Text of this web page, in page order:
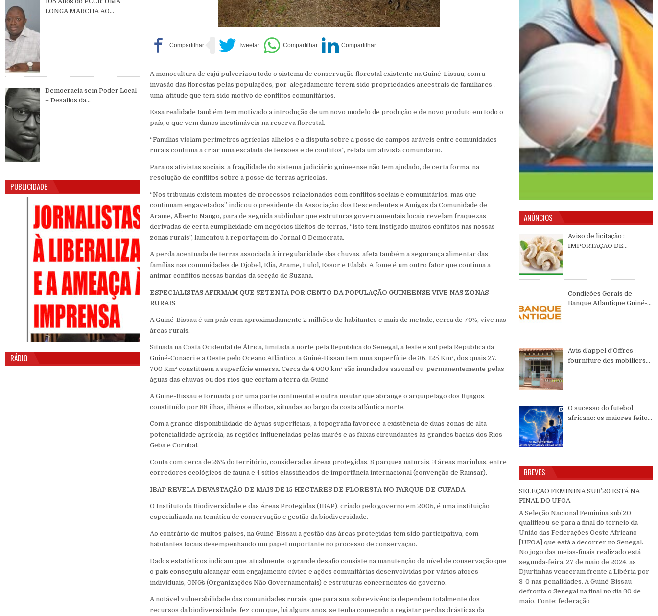
A monocultura de cajú pulverizou todo o sistema de conservação florestal existente na Guiné-Bissau, com a
invasão das florestas pelas populações, por alegadamente terem sido propriedades ancestrais de familiares ,
uma atitude que tem sido motivo de conflitos comunitários.
Essa realidade também tem motivado a introdução de um novo modelo de produção e de novo produto em todo o
país, o que vem danos inestimáveis na reserva florestal.
“Famílias violam perímetros agrícolas alheios e a disputa sobre a posse de campos aráveis entre comunidades
rurais continua a criar uma escalada de tensões e de conflitos”, relata um ativista comunitário.
Para os ativistas sociais, a fragilidade do sistema judiciário guineense não tem ajudado, de certa forma, na
resolução de conflitos sobre a posse de terras agrícolas.
“Nos tribunais existem montes de processos relacionados com conflitos sociais e comunitários, mas que
continuam engavetados” indicou o presidente da Associação dos Descendentes e Amigos da Comunidade de
Arame, Alberto Nango, para de seguida sublinhar que estruturas governamentais locais revelam fraquezas
derivadas de certa cumplicidade em negócios ilícitos de terras, “isto tem instigado muitos conflitos nas nossas
zonas rurais”, lamentou à reportagem do Jornal O Democrata.
A perda acentuada de terras associada à irregularidade das chuvas, afeta também a segurança alimentar das
famílias nas comunidades de Djobel, Elia, Arame, Bulol, Essor e Elalab. A fome é um outro fator que continua a
animar conflitos nessas bandas da secção de Suzana.
ESPECIALISTAS AFIRMAM QUE SETENTA POR CENTO DA POPULAÇÃO GUINEENSE VIVE NAS ZONAS
RURAIS
A Guiné-Bissau é um país com aproximadamente 2 milhões de habitantes e mais de metade, cerca de 70%, vive nas
áreas rurais.
Situada na Costa Ocidental de África, limitada a norte pela República do Senegal, a leste e sul pela República da
Guiné-Conacri e a Oeste pelo Oceano Atlântico, a Guiné-Bissau tem uma superfície de 36. 125 Km², dos quais 27.
700 Km² constituem a superfície emersa. Cerca de 4.000 km² são inundados sazonal ou permanentemente pelas
águas das chuvas ou dos rios que cortam a terra da Guiné.
A Guiné-Bissau é formada por uma parte continental e outra insular que abrange o arquipélago dos Bijagós,
constituído por 88 ilhas, ilhéus e ilhotas, situadas ao largo da costa atlântica norte.
Com a grande disponibilidade de águas superficiais, a topografia favorece a existência de duas zonas de alta
potencialidade agrícola, as regiões influenciadas pelas marés e as faixas circundantes às grandes bacias dos Rios
Geba e Corubal.
Conta com cerca de 26% do território, consideradas áreas protegidas, 8 parques naturais, 3 áreas marinhas, entre
corredores ecológicos de fauna e 4 sítios classificados de importância internacional (convenção de Ramsar).
IBAP REVELA DEVASTAÇÃO DE MAIS DE 15 HECTARES DE FLORESTA NO PARQUE DE CUFADA
O Instituto da Biodiversidade e das Áreas Protegidas (IBAP), criado pelo governo em 2005, é uma instituição
especializada na temática de conservação e gestão da biodiversidade.
Ao contrário de muitos países, na Guiné-Bissau a gestão das áreas protegidas tem sido participativa, com
habitantes locais desempenhando um papel importante no processo de conservação.
Dados estatísticos indicam que, atualmente, o grande desafio consiste na manutenção do nível de conservação que
o país conseguiu alcançar com engajamento cívico e ações comunitárias desenvolvidas por vários atores
individuais, ONG´s (Organizações Não Governamentais) e estruturas concernentes do governo.
A notável vulnerabilidade das comunidades rurais, que para sua sobrevivência dependem totalmente dos
recursos da biodiversidade, fez com que, há alguns anos, se tenha começado a registar perdas drásticas da
LONGA MARCHA AO
Democracia sem Poder Local
– Desafios da
PUBLICIDADE
RÁDIO
ANÚNCIOS
Aviso de licitação :
IMPORTAÇÃO DE
Condições Gerais de
Banque Atlantique Guiné-
Avis d’appel d’Offres :
fourniture des mobiliers
O sucesso do futebol
africano: os maiores feitos
BREVES
SELEÇÃO FEMININA SUB’20 ESTÁ NA
FINAL DO UFOA
A Seleção Nacional Feminina sub’20
qualificou-se para a final do torneio da
União das Federações Oeste Africano
[UFOA] que está a decorrer no Senegal.
No jogo das meias-finais realizado está
segunda-feira, 27 de maio de 2024, as
Djurtinhas venceram frente a Libéria por
3-0 nas penalidades. A Guiné-Bissau
defronta o Senegal na final no dia 30 de
maio. Fonte: federação